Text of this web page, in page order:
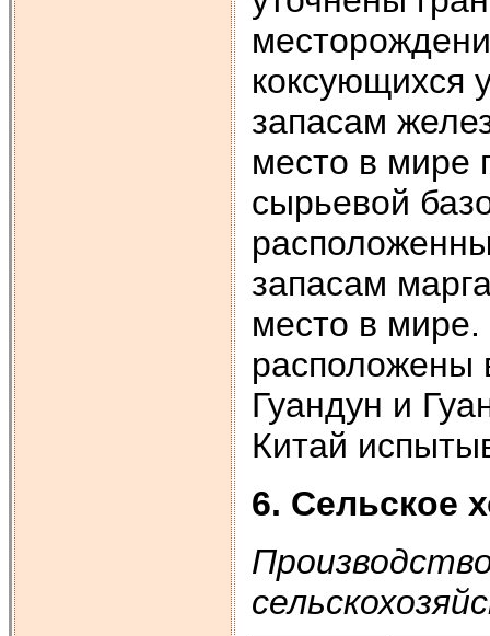
коксующихся
запасам
место в мире
сырьевой
запасам
место в
расположены
Гуандун и
Китай
6. Сельское